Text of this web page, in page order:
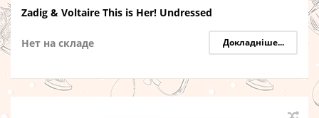
Zadig & Voltaire This is Her! Undressed
Нет на складе Докладніше...